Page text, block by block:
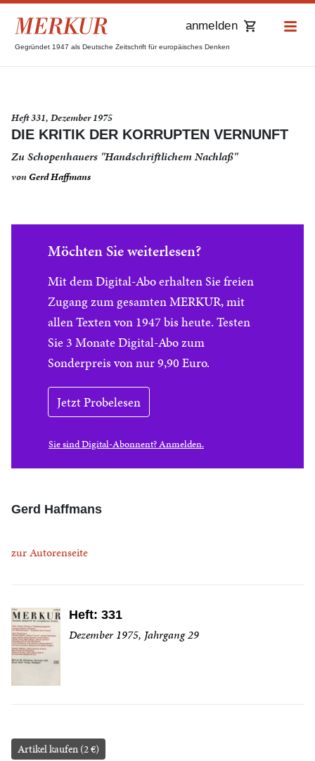
Gegründet 1947 als Deutsche Zeitschrift für europäisches Denken
anmelden
Heft 331, Dezember 1975
DIE KRITIK DER KORRUPTEN VERNUNFT
Zu Schopenhauers "Handschriftlichem Nachlaß"
vonGerd Haffmans
Möchten Sie weiterlesen?
Mit dem Digital-Abo erhalten Sie freien
Zugang zum gesamten MERKUR, mit
allen Texten von 1947 bis heute. Testen
Sie 3 Monate Digital-Abo zum
Sonderpreis von nur 9,90 Euro.
Jetzt Probelesen
Sie sind Digital-Abonnent? Anmelden.
Gerd Haffmans
zur Autorenseite
Heft: 331
Dezember 1975, Jahrgang 29
Artikel kaufen (2 €)